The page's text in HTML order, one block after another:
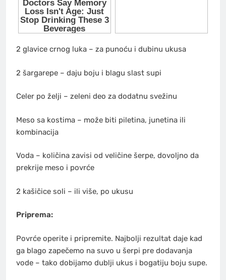
2 glavice crnog luka – za punoću i dubinu ukusa
2 šargarepe – daju boju i blagu slast supi
Celer po želji – zeleni deo za dodatnu svežinu
Meso sa kostima – može biti piletina, junetina ili
kombinacija
Voda – količina zavisi od veličine šerpe, dovoljno da
prekrije meso i povrće
2 kašičice soli – ili više, po ukusu
Priprema:
Povrće operite i pripremite. Najbolji rezultat daje kad
ga blago zapečemo na suvo u šerpi pre dodavanja
vode – tako dobijamo dublji ukus i bogatiju boju supe.